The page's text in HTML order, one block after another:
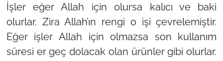
İşler eğer Allah için olursa kalıcı ve baki
olurlar. Zira Allah’ın rengi o işi çevrelemiştir.
Eğer işler Allah için olmazsa son kullanım
süresi er geç dolacak olan ürünler gibi olurlar.